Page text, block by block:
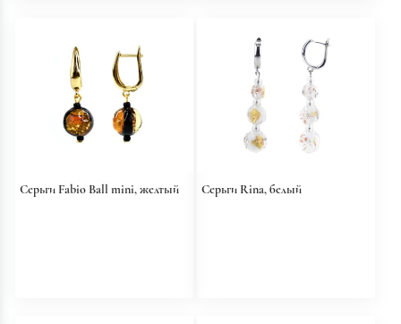
Серьги Fabio Ball mini, желтый Серьги Rina, белый